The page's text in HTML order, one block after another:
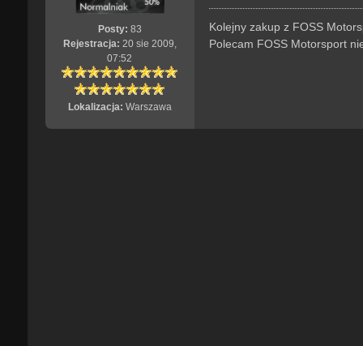
Posty: 83
Rejestracja: 20 sie 2009,
07:52
Lokalizacja: Warszawa
o
s
Kolejny zakup z FOSS
Polecam FOSS Motorsport